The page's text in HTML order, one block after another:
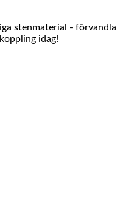
stenmaterial - förvandla
idag!